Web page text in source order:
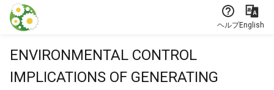
本文に飛ぶ
ヘルプEnglish
ENVIRONMENTAL CONTROL
IMPLICATIONS OF GENERATING